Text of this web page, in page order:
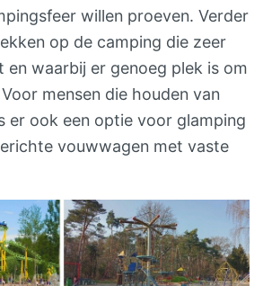
willen proeven. Verder
op de camping die zeer
en waarbij er genoeg plek is om
mensen die houden van
er ook een optie voor glamping
vouwwagen met vaste